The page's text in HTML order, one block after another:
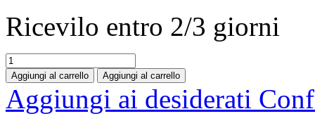
Ricevilo entro 2/3 giorni
Aggiungi al carrello Aggiungi al carrello
Aggiungi ai desiderati